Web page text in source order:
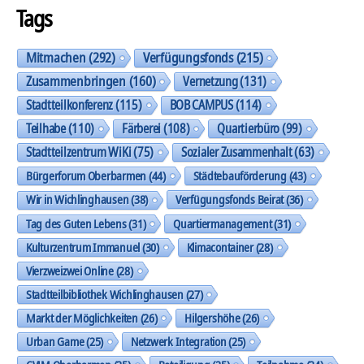
Tags
Mitmachen(292) Verfügungsfonds(215)
Zusammenbringen(160) Vernetzung(131)
Stadtteilkonferenz(115) BOB CAMPUS(114)
Teilhabe(110) Färberei(108) Quartierbüro(99)
Stadtteilzentrum WiKi(75) Sozialer Zusammenhalt(63)
Bürgerforum Oberbarmen(44) Städtebauförderung(43)
Wir in Wichlinghausen(38) Verfügungsfonds Beirat(36)
Tag des Guten Lebens(31) Quartiermanagement(31)
Kulturzentrum Immanuel(30) Klimacontainer(28)
Vierzweizwei Online(28)
Stadtteilbibliothek Wichlinghausen(27)
Markt der Möglichkeiten(26) Hilgershöhe(26)
Urban Game(25) Netzwerk Integration(25)